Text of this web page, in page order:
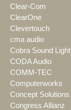
Clear-Com
ClearOne
Clevertouch
cma audio
Cobra Sound Light
CODA Audio
COMM-TEC
Computerworks
Concept Solutions
Congress Allianz